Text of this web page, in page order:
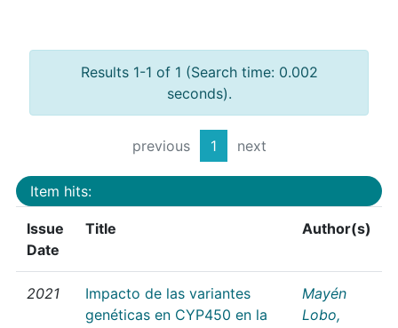
Results 1-1 of 1 (Search time: 0.002
seconds).
previous 1 next
Item hits:
Issue
Date
Title Author(s)
2021
Impacto de las variantes
genéticas en CYP450 en la
Mayén
Lobo,